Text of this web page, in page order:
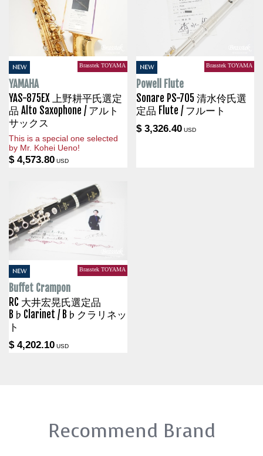
NEW Brasstek TOYAMA
YAMAHA
YAS-875EX 上野耕平氏選定
品 Alto Saxophone / アルト
サックス
This is a special one selected
by Mr. Kohei Ueno!
$ 4,573.80 USD
NEW Brasstek TOYAMA
Powell Flute
Sonare PS-705 清水伶氏選
定品 Flute / フルート
$ 3,326.40USD
NEW Brasstek TOYAMA
Buffet Crampon
RC 大井宏晃氏選定品
B♭Clarinet / B♭クラリネッ
ト
$ 4,202.10 USD
Recommend Brand